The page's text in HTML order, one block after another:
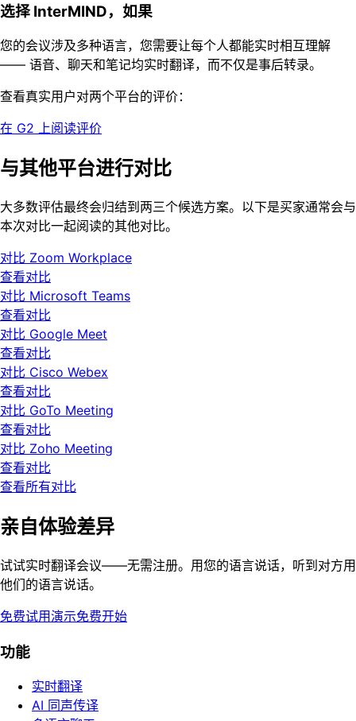
选择 InterMIND，如果
您的会议涉及多种语言，您需要让每个人都能实时相互理解
—— 语音、聊天和笔记均实时翻译，而不仅是事后转录。
查看真实用户对两个平台的评价：
在 G2 上阅读评价
与其他平台进行对比
大多数评估最终会归结到两三个候选方案。以下是买家通常会与
本次对比一起阅读的其他对比。
对比 Zoom Workplace
查看对比
对比 Microsoft Teams
查看对比
对比 Google Meet
查看对比
对比 Cisco Webex
查看对比
对比 GoTo Meeting
查看对比
对比 Zoho Meeting
查看对比
查看所有对比
亲自体验差异
试试实时翻译会议——无需注册。用您的语言说话，听到对方用
他们的语言说话。
免费试用演示免费开始
功能
实时翻译
AI 同声传译